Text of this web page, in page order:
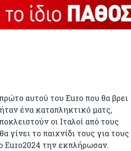
πρώτο αυτού του Euro που θα βρει
ένα καταπληκτικό ματς,
οι Ιταλοί από τους
γίνει το παιχνίδι τους για τους
Εuro2024 την εκπλήρωσαν.